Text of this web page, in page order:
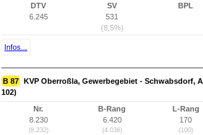
DTV
6.245
SV
531
(8,5%)
BPL
Infos...
B 87 KVP Oberroßla, Gewerbegebiet - Schwabsdorf,
102)
Nr.
8.230
(8.232)
B-Rang
6.420
(4.036)
L-Rang
170
(100)